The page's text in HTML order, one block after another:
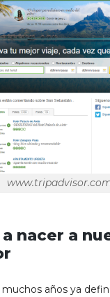
nacer a
muchos años ya